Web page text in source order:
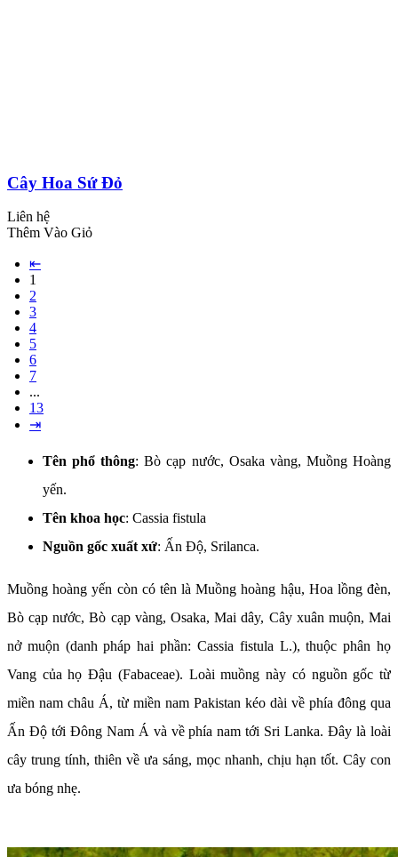
Cây Hoa Sứ Đỏ
Liên hệ
Thêm Vào Giỏ
⇤
1
2
3
4
5
6
7
...
13
⇥
Tên phổ thông: Bò cạp nước, Osaka vàng, Muồng Hoàng
yến.
Tên khoa học: Cassia fistula
Nguồn gốc xuất xứ: Ấn Độ, Srilanca.
Muồng hoàng yến còn có tên là Muồng hoàng hậu, Hoa lồng đèn,
Bò cạp nước, Bò cạp vàng, Osaka, Mai dây, Cây xuân muộn, Mai
nở muộn (danh pháp hai phần: Cassia fistula L.), thuộc phân họ
Vang của họ Đậu (Fabaceae). Loài muồng này có nguồn gốc từ
miền nam châu Á, từ miền nam Pakistan kéo dài về phía đông qua
Ấn Độ tới Đông Nam Á và về phía nam tới Sri Lanka. Đây là loài
cây trung tính, thiên về ưa sáng, mọc nhanh, chịu hạn tốt. Cây con
ưa bóng nhẹ.